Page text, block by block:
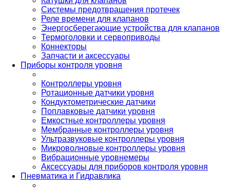
Системы предотвращения протечек
Реле времени для клапанов
Энергосберегающие устройства для клапанов
Термоголовки и сервоприводы
Коннекторы
Запчасти и аксессуары
Приборы контроля уровня
Контроллеры уровня
Ротационные датчики уровня
Кондуктометрические датчики
Поплавковые датчики уровня
Емкостные контроллеры уровня
Мембранные контроллеры уровня
Ультразвуковые контроллеры уровня
Микроволновые контроллеры уровня
Вибрационные уровнемеры
Аксессуары для приборов контроля уровня
Пневматика и Гидравлика